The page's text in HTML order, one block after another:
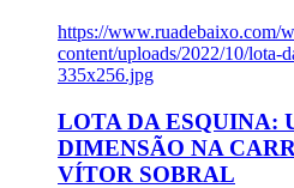
https://www.ruadebaixo.com/
content/uploads/2022/10/lota-
335x256.jpg
LOTA DA ESQUINA:
DIMENSÃO NA
VÍTOR SOBRAL